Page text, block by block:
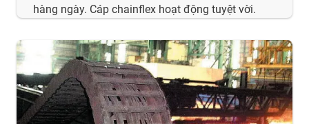
hàng ngày. Cáp chainflex hoạt động tuyệt vời.